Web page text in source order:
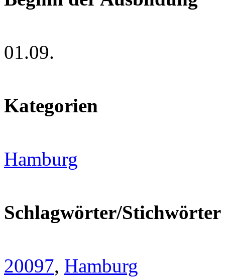
01.09.
Kategorien
Hamburg
Schlagwörter/Stichwörter
20097, Hamburg